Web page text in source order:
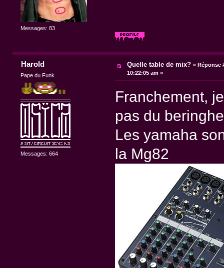
Messages: 83
Harold
Pape du Funk
Messages: 664
Quelle table de mix? «Réponse
10:22:05 am »
Franchement,
pas du
Les yamaha
la Mg82